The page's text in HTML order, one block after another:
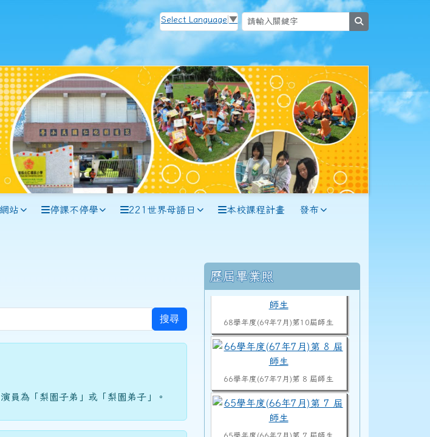
Select Language ▼
站 停課不停學 221世界母語日 本校課程計畫 發布
搜尋
員為「梨園子弟」或「梨園弟子」。
右邊區域內容
歷屆畢業照
68學年度(69年7月)第10屆師生
66學年度(67年7月)第 8 屆師生
65學年度(66年7月)第 7 屆師生